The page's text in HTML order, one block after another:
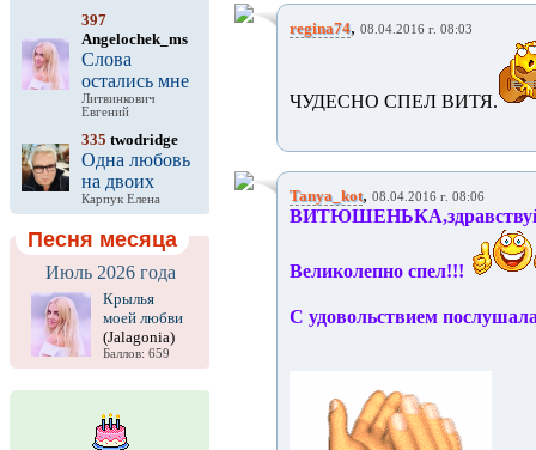
397
Angelochek_ms
Слова
остались мне
Литвинкович
Евгений
335 twodridge
Одна любовь
на двоих
Карпук Елена
Песня месяца
Июль 2026 года
Крылья
моей любви
(Jalagonia)
Баллов: 659
regina74, 08.04.2016 г. 08:03
ЧУДЕСНО СПЕЛ ВИТЯ.
Tanya_kot, 08.04.2016 г. 08:06
Великолепно спел!!!
С удовольствием